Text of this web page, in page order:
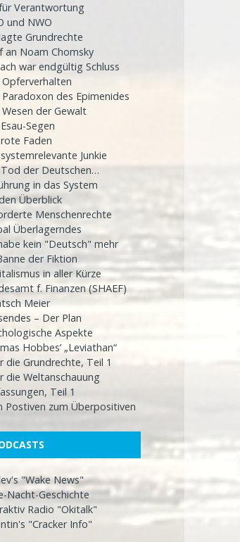
Verantwortung
und NWO
Grundrechte
an Noam Chomsky
war endgültig Schluss
Opferverhalten
Paradoxon des Epimenides
Wesen der Gewalt
Segen
Faden
Junkie
der Deutschen…
in das System
Überblick
Menschenrechte
Überlagerndes
kein "Deutsch" mehr
der Fiktion
in aller Kürze
f. Finanzen (SHAEF)
Meier
– Der Plan
Aspekte
Hobbes’ „Leviathan“
die Grundrechte, Teil 1
die Weltanschauung
Teil 1
Postiven zum Überpositiven
"Wake News"
Nacht-Geschichte
Radio "Okitalk"
"Cracker Info"